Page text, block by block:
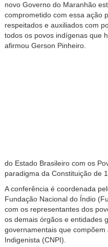
novo Governo do Maranhão
comprometido com essa ação
respeitados e auxiliados com
todos os povos indígenas que
afirmou Gerson Pinheiro.
do Estado Brasileiro com os
paradigma da Constituição de
A conferência é coordenada
Fundação Nacional do Índio
com os representantes dos
os demais órgãos e entidades
governamentais que
Indigenista (CNPI).